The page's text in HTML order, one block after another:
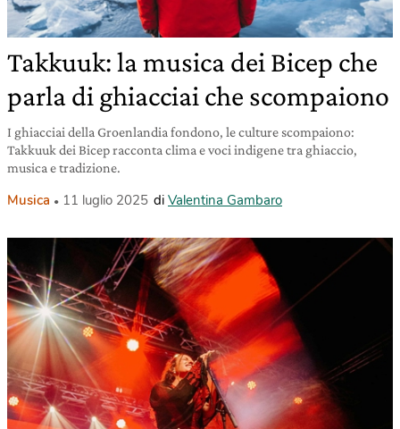
Takkuuk: la musica dei Bicep che
parla di ghiacciai che scompaiono
I ghiacciai della Groenlandia fondono, le culture scompaiono:
Takkuuk dei Bicep racconta clima e voci indigene tra ghiaccio,
musica e tradizione.
Musica 11 luglio 2025 di Valentina Gambaro